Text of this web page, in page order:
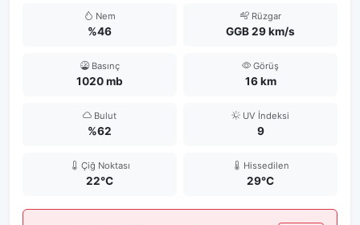
Nem
%46
Rüzgar
GGB 29 km/s
Basınç
1020 mb
Görüş
16 km
Bulut
%62
UV İndeksi
9
Çiğ Noktası
22°C
Hissedilen
29°C